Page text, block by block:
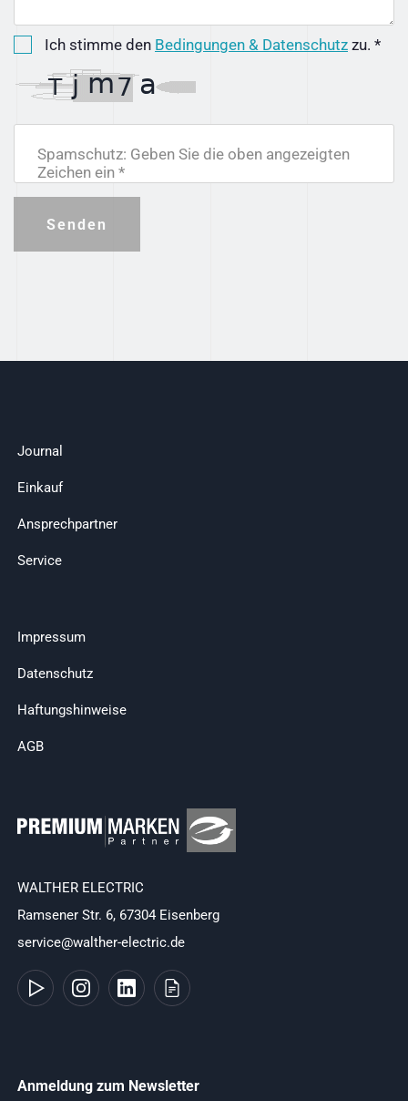
Ich stimme den Bedingungen & Datenschutz zu. *
Spamschutz: Geben Sie die oben angezeigten
Zeichen ein *
Senden
Journal
Einkauf
Ansprechpartner
Service
Impressum
Datenschutz
Haftungshinweise
AGB
WALTHER ELECTRIC
Ramsener Str. 6, 67304 Eisenberg
service@walther-electric.de
Anmeldung zum Newsletter